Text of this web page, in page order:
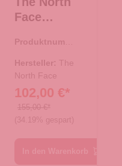
Face
e/Rucksac
k Base
Camp
Duffel M
Evergreen-
TNF Black
Produktnumme
Hersteller: The
North Face
102,00 €*
155,00 €*
(34.19% gespart)